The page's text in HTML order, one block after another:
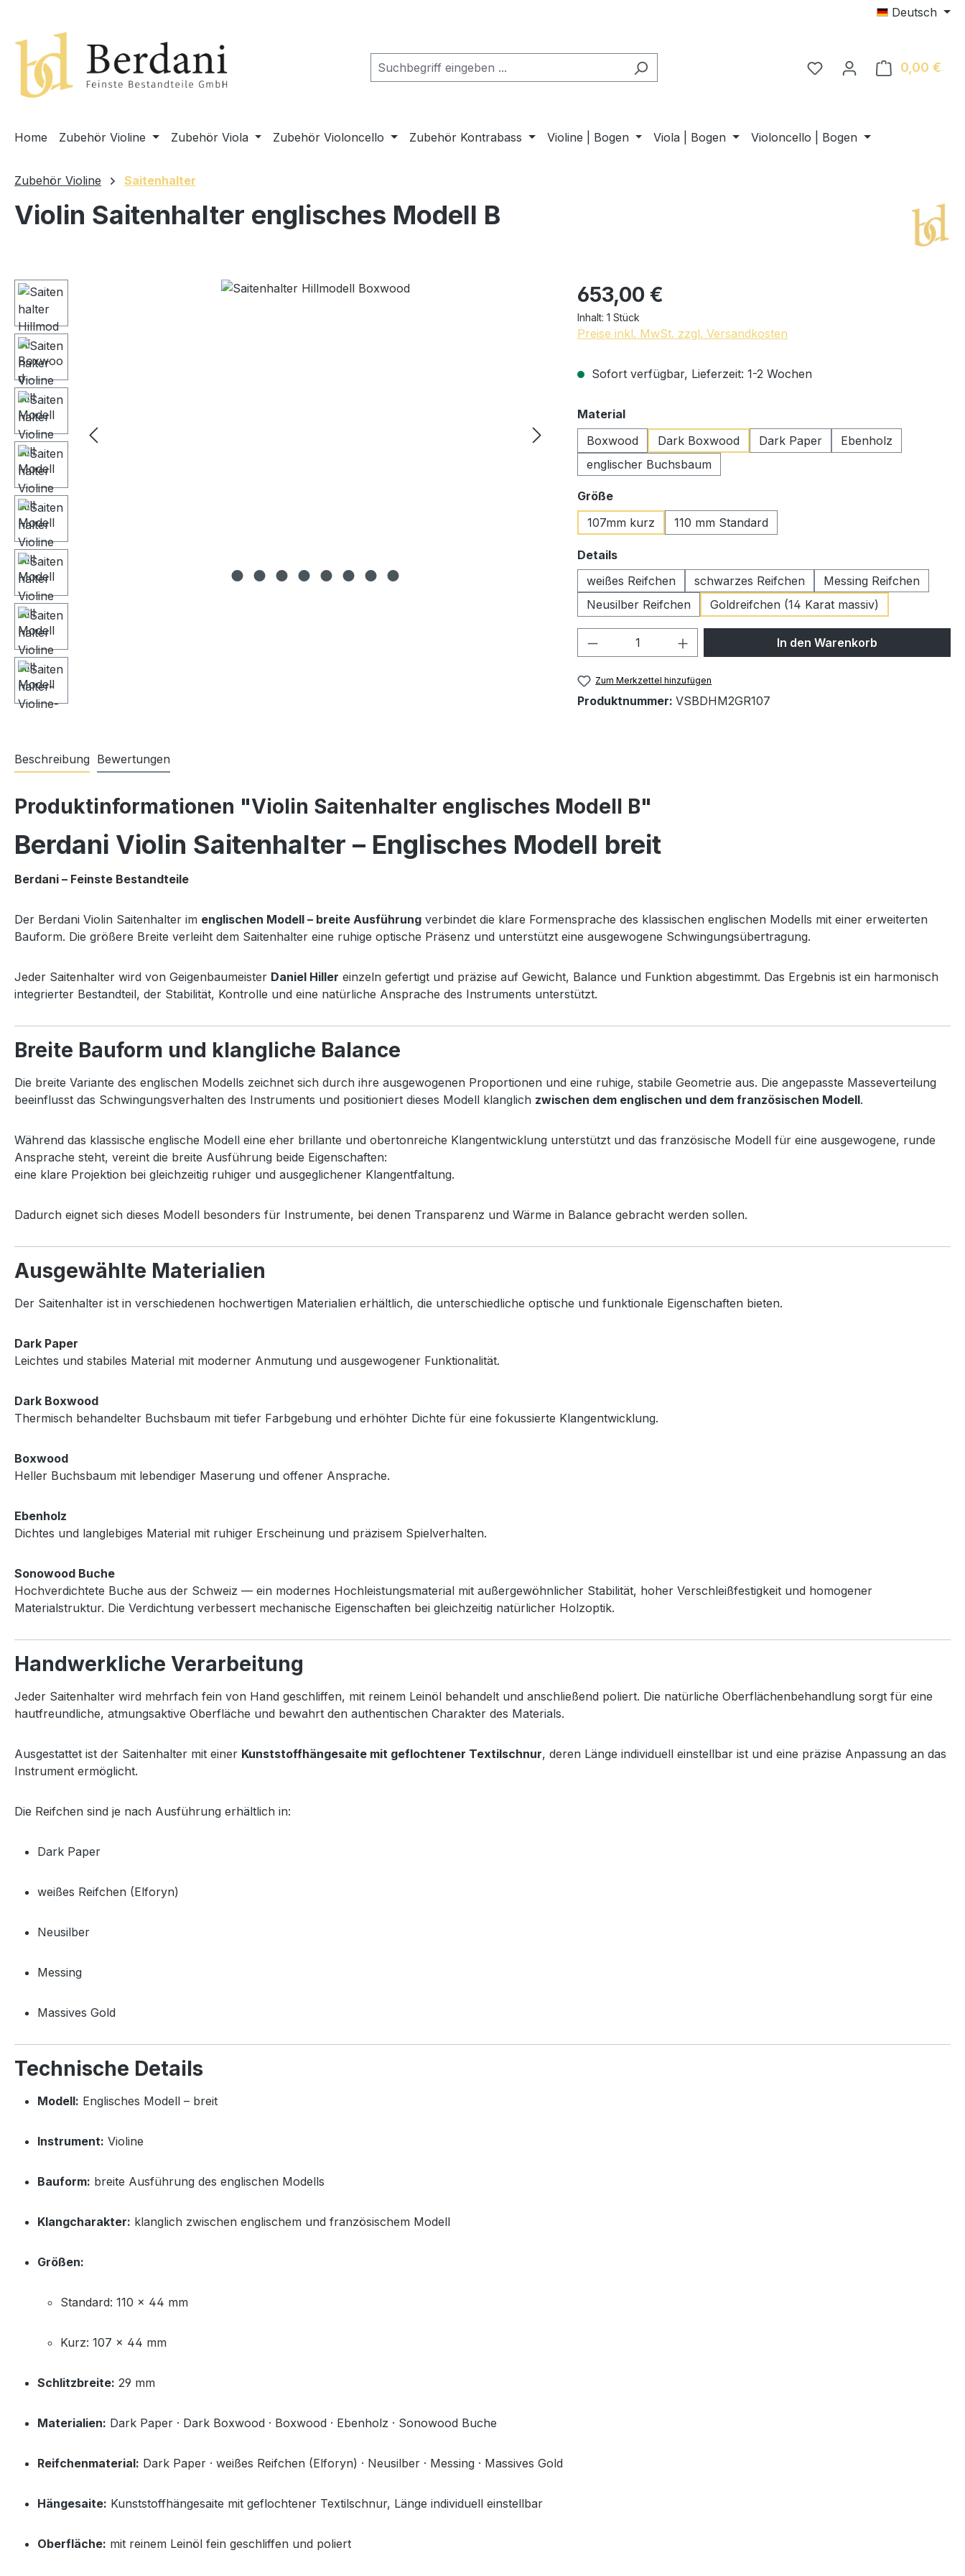
Deutsch
0,00 €
Home Zubehör Violine Zubehör Viola Zubehör Violoncello Zubehör Kontrabass Violine | Bogen Viola | Bogen Violoncello | Bogen
Zubehör Violine Saitenhalter
Violin Saitenhalter englisches Modell B
Bildergalerie überspringen 653,00 €
Inhalt: 1 Stück
Preise inkl. MwSt. zzgl. Versandkosten
Sofort verfügbar, Lieferzeit: 1-2 Wochen
Materialauswählen
Boxwood
Dark Boxwood Dark Paper
Ebenholz
englischer Buchsbaum
Größeauswählen
107mm kurz
110 mm Standard
Detailsauswählen
weißes Reifchen
schwarzes Reifchen
Messing Reifchen
Neusilber Reifchen
Goldreifchen (14 Karat massiv)
Produkt Anzahl: Gib den gewünschten Wert
In den Warenkorb
Zum Merkzettel hinzufügen
Produktnummer: VSBDHM2GR107
Beschreibung Bewertungen
Produktinformationen "Violin Saitenhalter englisches Modell B"
Berdani Violin Saitenhalter – Englisches Modell breit
Berdani – Feinste Bestandteile
Der Berdani Violin Saitenhalter im englischen Modell – breite Ausführung verbindet die klare Formensprache des klassischen englischen Modells mit einer erweiterten
Bauform. Die größere Breite verleiht dem Saitenhalter eine ruhige optische Präsenz und unterstützt eine ausgewogene Schwingungsübertragung.
Jeder Saitenhalter wird von Geigenbaumeister Daniel Hiller einzeln gefertigt und präzise auf Gewicht, Balance und Funktion abgestimmt. Das Ergebnis ist ein harmonisch
integrierter Bestandteil, der Stabilität, Kontrolle und eine natürliche Ansprache des Instruments unterstützt.
Breite Bauform und klangliche Balance
Die breite Variante des englischen Modells zeichnet sich durch ihre ausgewogenen Proportionen und eine ruhige, stabile Geometrie aus. Die angepasste Masseverteilung
beeinflusst das Schwingungsverhalten des Instruments und positioniert dieses Modell klanglich zwischen dem englischen und dem französischen Modell.
Während das klassische englische Modell eine eher brillante und obertonreiche Klangentwicklung unterstützt und das französische Modell für eine ausgewogene, runde
Ansprache steht, vereint die breite Ausführung beide Eigenschaften:
eine klare Projektion bei gleichzeitig ruhiger und ausgeglichener Klangentfaltung.
Dadurch eignet sich dieses Modell besonders für Instrumente, bei denen Transparenz und Wärme in Balance gebracht werden sollen.
Ausgewählte Materialien
Der Saitenhalter ist in verschiedenen hochwertigen Materialien erhältlich, die unterschiedliche optische und funktionale Eigenschaften bieten.
Dark Paper
Leichtes und stabiles Material mit moderner Anmutung und ausgewogener Funktionalität.
Dark Boxwood
Thermisch behandelter Buchsbaum mit tiefer Farbgebung und erhöhter Dichte für eine fokussierte Klangentwicklung.
Boxwood
Heller Buchsbaum mit lebendiger Maserung und offener Ansprache.
Ebenholz
Dichtes und langlebiges Material mit ruhiger Erscheinung und präzisem Spielverhalten.
Sonowood Buche
Hochverdichtete Buche aus der Schweiz — ein modernes Hochleistungsmaterial mit außergewöhnlicher Stabilität, hoher Verschleißfestigkeit und homogener
Materialstruktur. Die Verdichtung verbessert mechanische Eigenschaften bei gleichzeitig natürlicher Holzoptik.
Handwerkliche Verarbeitung
Jeder Saitenhalter wird mehrfach fein von Hand geschliffen, mit reinem Leinöl behandelt und anschließend poliert. Die natürliche Oberflächenbehandlung sorgt für eine
hautfreundliche, atmungsaktive Oberfläche und bewahrt den authentischen Charakter des Materials.
Ausgestattet ist der Saitenhalter mit einer Kunststoffhängesaite mit geflochtener Textilschnur, deren Länge individuell einstellbar ist und eine präzise Anpassung an das
Instrument ermöglicht.
Die Reifchen sind je nach Ausführung erhältlich in:
Dark Paper
weißes Reifchen (Elforyn)
Neusilber
Messing
Massives Gold
Technische Details
Modell: Englisches Modell – breit
Instrument: Violine
Bauform: breite Ausführung des englischen Modells
Klangcharakter: klanglich zwischen englischem und französischem Modell
Größen:
Standard: 110 × 44 mm
Kurz: 107 × 44 mm
Schlitzbreite: 29 mm
Materialien: Dark Paper · Dark Boxwood · Boxwood · Ebenholz · Sonowood Buche
Reifchenmaterial: Dark Paper · weißes Reifchen (Elforyn) · Neusilber · Messing · Massives Gold
Hängesaite: Kunststoffhängesaite mit geflochtener Textilschnur, Länge individuell einstellbar
Oberfläche: mit reinem Leinöl fein geschliffen und poliert